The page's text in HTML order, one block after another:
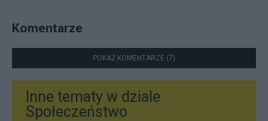
Komentarze
POKAŻ KOMENTARZE (7)
Inne tematy w dziale
Społeczeństwo